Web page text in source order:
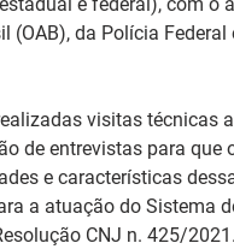
(OAB), da Polícia
visitas técnicas
de entrevistas para
e características
a atuação do Sistema
CNJ n. 425/2021.